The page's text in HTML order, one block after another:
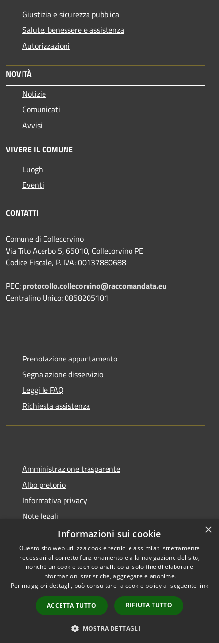
Giustizia e sicurezza pubblica
Salute, benessere e assistenza
Autorizzazioni
NOVITÀ
Notizie
Comunicati
Avvisi
VIVERE IL COMUNE
Luoghi
Eventi
CONTATTI
Comune di Collecorvino
Via Tito Acerbo 5, 65010, Collecorvino PE
Codice Fiscale, P. IVA: 00137880688
PEC: protocollo.collecorvino@raccomandata.eu
Centralino Unico: 0858205101
Prenotazione appuntamento
Segnalazione disservizio
Leggi le FAQ
Richiesta assistenza
Amministrazione trasparente
Albo pretorio
Informativa privacy
Note legali
Dichiarazione di accessibilità
RSS
Accessibilità
Copyright © 2026 • Comune di
Municipium•
Accesso
redazione
×
Informazioni sui cookie
Questo sito web utilizza cookie tecnici e assimilati strettamente
necessari al corretto funzionamento e alla navigazione del sito,
nonché un cookie tecnico analitico al solo fine di elaborare
informazioni statistiche, aggregate e anonime.
Per maggiori dettagli, può consultare la cookie policy al seguente link
ACCETTA TUTTO RIFIUTA TUTTO
MOSTRA DETTAGLI